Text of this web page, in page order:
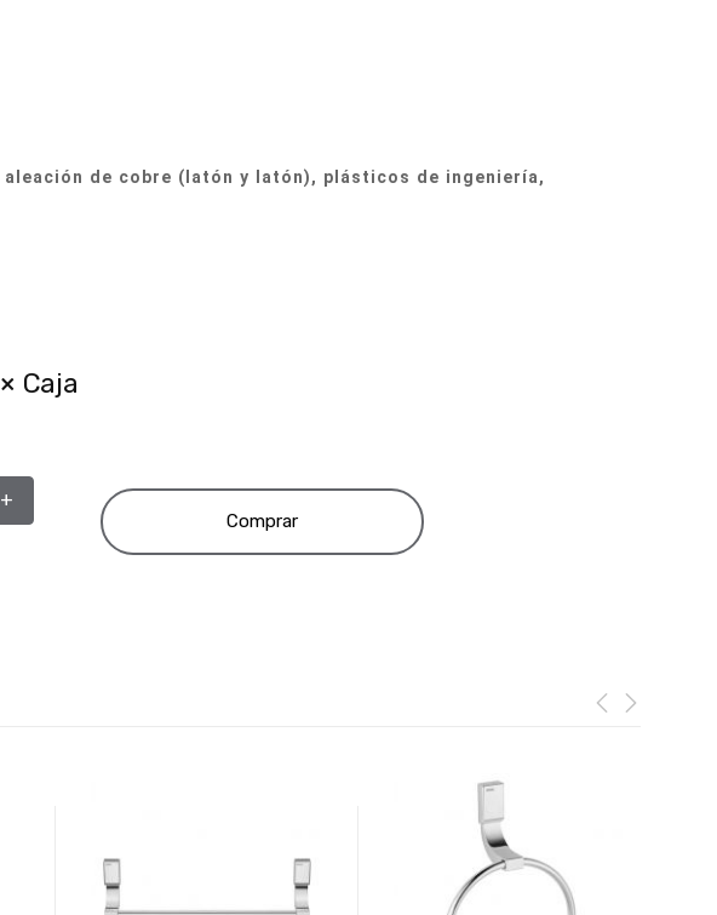
aleación de cobre (latón y latón), plásticos de ingeniería,
× Caja
+
Comprar